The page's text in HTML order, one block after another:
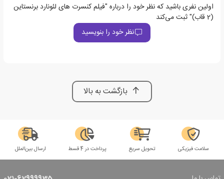
اولین نفری باشید که نظر خود را درباره "فیلم کنسرت های لئونارد برنستاین
(2 قاب)" ثبت می‌کند
نظر خود را بنویسید
بازگشت به بالا
سلامت فیزیکی تحویل سریع پرداخت در 4 قسط ارسال بین‌الملل